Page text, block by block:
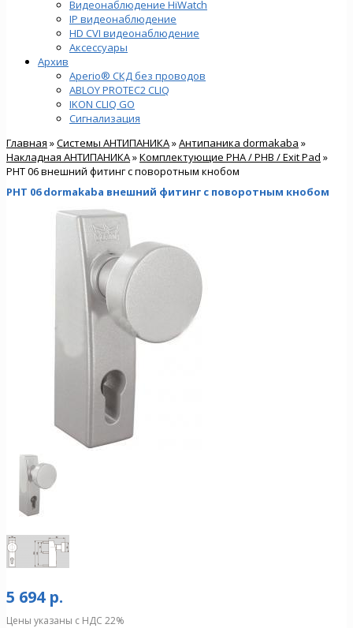
Видеонаблюдение HiWatch
IP видеонаблюдение
HD CVI видеонаблюдение
Аксессуары
Архив
Aperio® СКД без проводов
ABLOY PROTEC2 CLIQ
IKON CLIQ GO
Сигнализация
Главная »Системы АНТИПАНИКА»Антипаника dormakaba »
Накладная АНТИПАНИКА»Комплектующие PHA / PHB / Exit Pad »
PHT 06 внешний фитинг с поворотным кнобом
PHT 06 dormakaba внешний фитинг с поворотным кнобом
5 694 р.
Цены указаны с НДС 22%